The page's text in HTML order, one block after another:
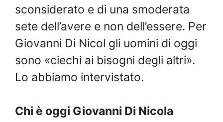
sconsiderato e di una smoderata
sete dell’avere e non dell’essere. Per
Giovanni Di Nicol gli uomini di oggi
sono «ciechi ai bisogni degli altri».
Lo abbiamo intervistato.
Chi è oggi Giovanni Di Nicola